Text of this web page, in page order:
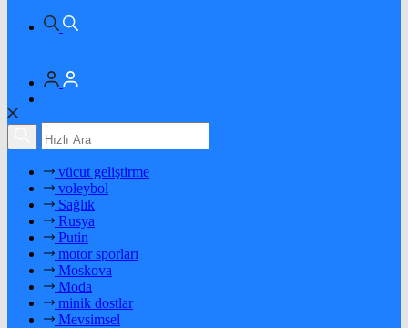
vücut geliştirme
voleybol
Sağlık
Rusya
Putin
motor sporları
Moskova
Moda
minik dostlar
Mevsimsel